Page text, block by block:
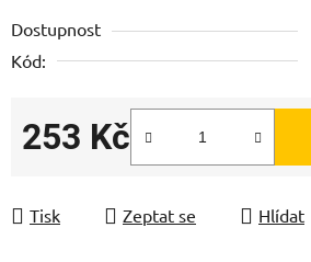
Dostupnost
Kód:
253 Kč
Tisk Zeptat se Hlídat